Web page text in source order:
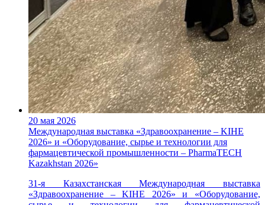
20 мая 2026
Международная выставка «Здравоохранение – KIHE
2026» и «Оборудование, сырье и технологии для
фармацевтической промышленности – PharmaTECH
Kazakhstan 2026»
31-я Казахстанская Международная выставка
«Здравоохранение – KIHE 2026» и «Оборудование,